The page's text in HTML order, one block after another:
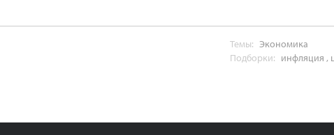
Темы: Экономика
Подборки: инфляция ,